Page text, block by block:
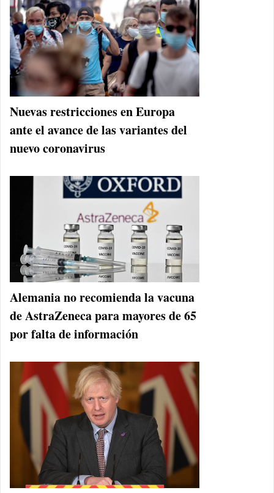
Nuevas restricciones en Europa
ante el avance de las variantes del
nuevo coronavirus
Alemania no recomienda la vacuna
de AstraZeneca para mayores de 65
por falta de información